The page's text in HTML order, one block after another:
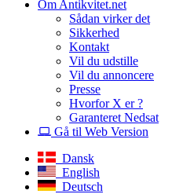
Om Antikvitet.net
Sådan virker det
Sikkerhed
Kontakt
Vil du udstille
Vil du annoncere
Presse
Hvorfor X er ?
Garanteret Nedsat
Gå til Web Version
Dansk
English
Deutsch